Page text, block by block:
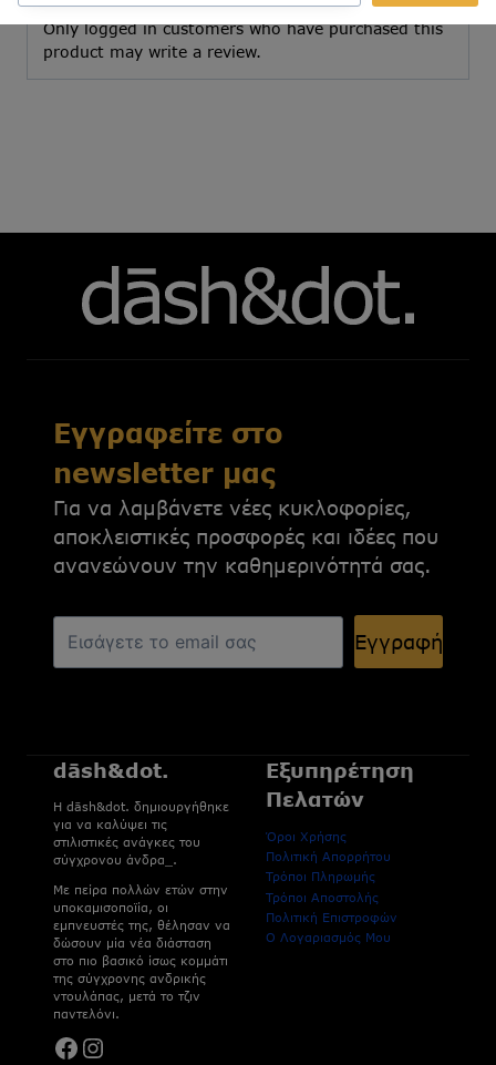
Only logged in customers who have purchased this
product may write a review.
Εγγραφείτε στο
newsletter μας
Για να λαμβάνετε νέες κυκλοφορίες,
αποκλειστικές προσφορές και ιδέες που
ανανεώνουν την καθημερινότητά σας.
Εγγραφή
dāsh&dot.
H dāsh&dot. δημιουργήθηκε
για να καλύψει τις
στιλιστικές ανάγκες του
σύγχρονου άνδρα_.
Με πείρα πολλών ετών στην
υποκαμισοποϊία, οι
εμπνευστές της, θέλησαν να
δώσουν μία νέα διάσταση
στο πιο βασικό ίσως κομμάτι
της σύγχρονης ανδρικής
ντουλάπας, μετά το τζιν
παντελόνι.
Facebook
Instagram
Εξυπηρέτηση
Πελατών
Όροι Χρήσης
Πολιτική Απορρήτου
Τρόποι Πληρωμής
Τρόποι Αποστολής
Πολιτική Επιστροφών
Ο Λογαριασμός Μου